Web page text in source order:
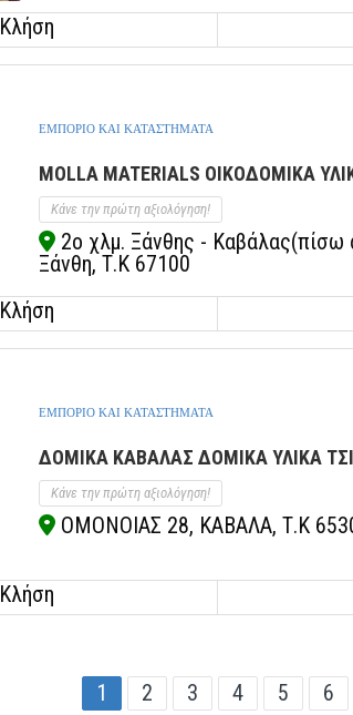
Κλήση
ΕΜΠΟΡΙΟ ΚΑΙ ΚΑΤΑΣΤΗΜΑΤΑ
MOLLA MATERIALS ΟΙΚΟΔΟΜΙΚΑ
Κάνε την πρώτη αξιολόγηση!
2ο χλμ. Ξάνθης -
Ξάνθη, Τ.Κ 67100
Κλήση
ΕΜΠΟΡΙΟ ΚΑΙ ΚΑΤΑΣΤΗΜΑΤΑ
ΔΟΜΙΚΑ ΚΑΒΑΛΑΣ ΔΟΜΙΚΑ ΥΛΙΚΑ
Κάνε την πρώτη αξιολόγηση!
ΟΜΟΝΟΙΑΣ 28, ΚΑΒΑΛΑ, Τ.Κ
Κλήση
1 2 3 4 5 6